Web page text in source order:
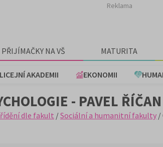
Reklama
PŘIJÍMAČKY NA VŠ MATURITA
AKADEMII EKONOMII
- PAVEL ŘÍČAN
dle fakult /Sociální a humanitní fakulty /